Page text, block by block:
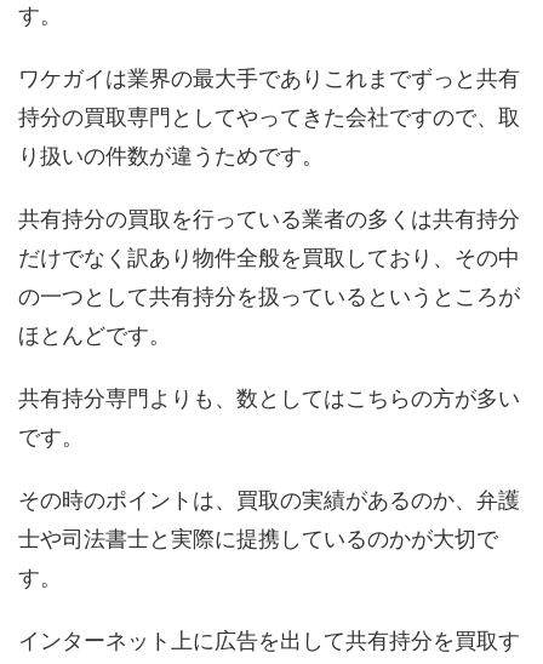
す。
ワケガイは業界の最大手でありこれまでずっと共有
持分の買取専門としてやってきた会社ですので、取
り扱いの件数が違うためです。
共有持分の買取を行っている業者の多くは共有持分
だけでなく訳あり物件全般を買取しており、その中
の一つとして共有持分を扱っているというところが
ほとんどです。
共有持分専門よりも、数としてはこちらの方が多い
です。
その時のポイントは、買取の実績があるのか、弁護
士や司法書士と実際に提携しているのかが大切で
す。
インターネット上に広告を出して共有持分を買取す